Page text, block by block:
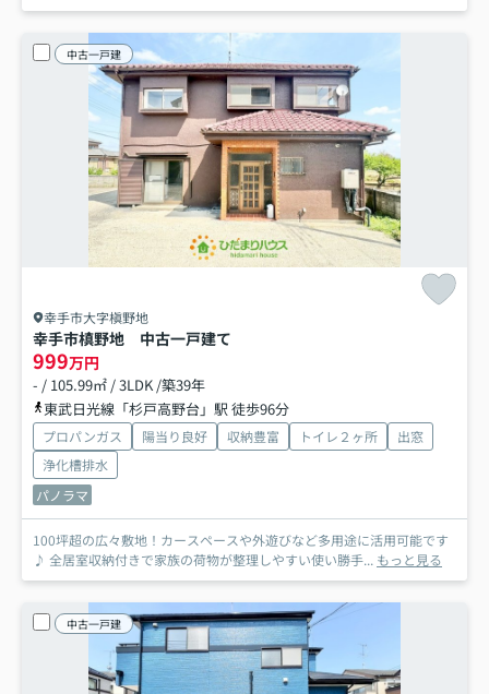
中古一戸建
幸手市大字槇野地
幸手市槙野地 中古一戸建て
999万円
- / 105.99㎡ / 3LDK /築39年
東武日光線「杉戸高野台」駅 徒歩96分
プロパンガス 陽当り良好 収納豊富 トイレ２ヶ所
出窓
浄化槽排水
パノラマ
100坪超の広々敷地！カースペースや外遊びなど多用途に活用可能です
♪ 全居室収納付きで家族の荷物が整理しやすい使い勝手... もっと見る
中古一戸建